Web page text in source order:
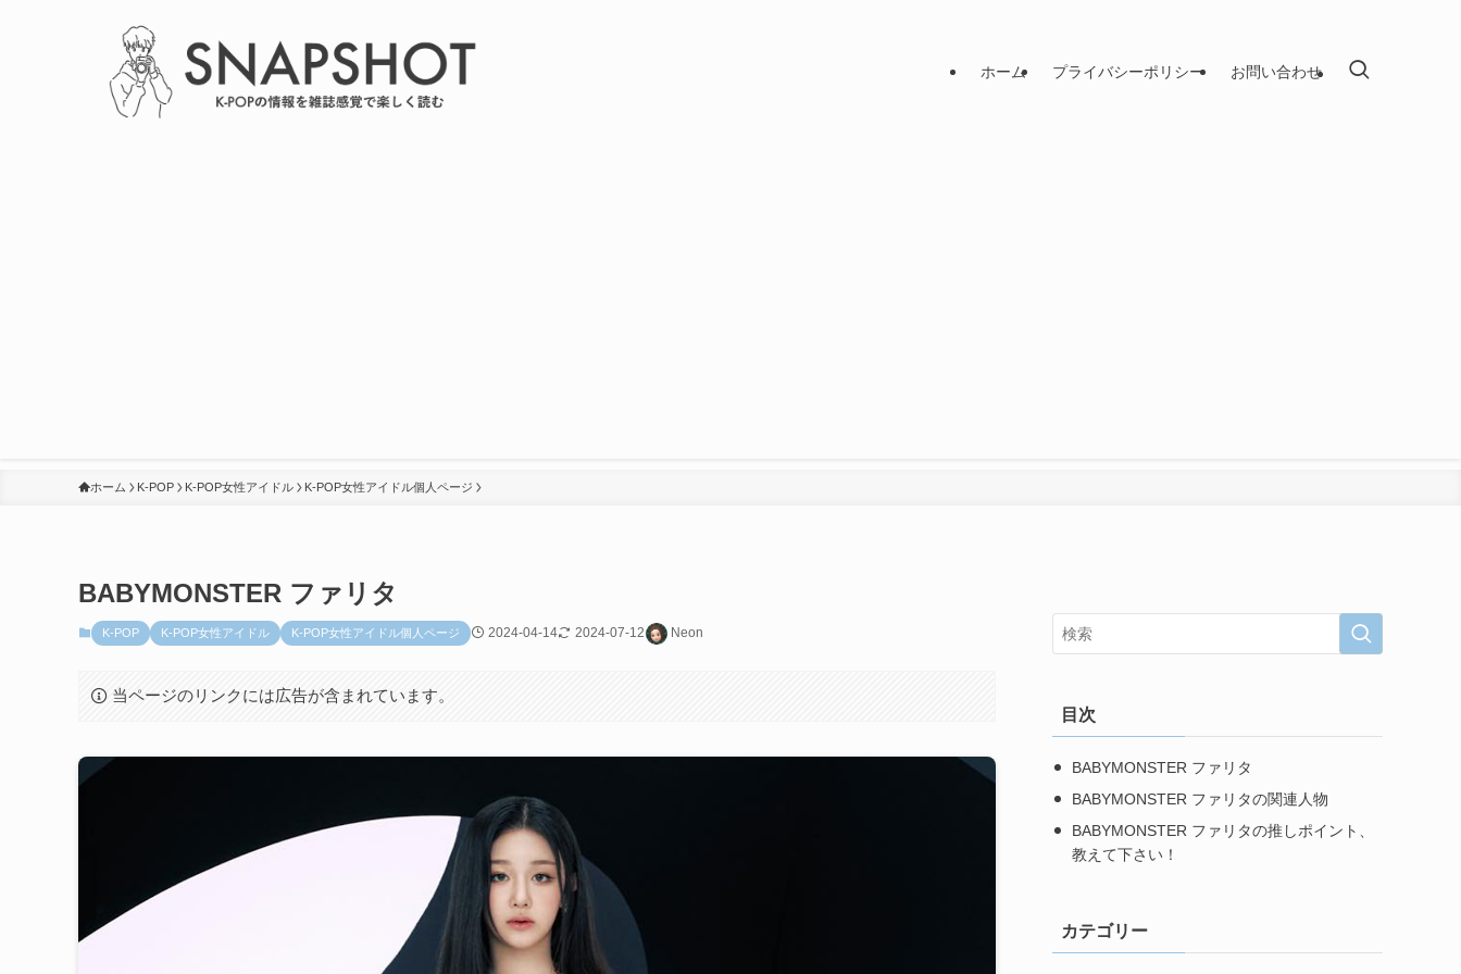
ホーム プライバシーポリシー お問い合わせ
ホーム K-POP K-POP女性アイドル K-POP女性アイドル個人ページ
BABYMONSTER ファリタ
K-POP K-POP女性アイドル K-POP女性アイドル個人ページ 2024-04-14 2024-07-12 Neon
当ページのリンクには広告が含まれています。
目次
BABYMONSTER ファリタ
BABYMONSTER ファリタの関連人物
BABYMONSTER ファリタの推しポイント、
教えて下さい！
カテゴリー